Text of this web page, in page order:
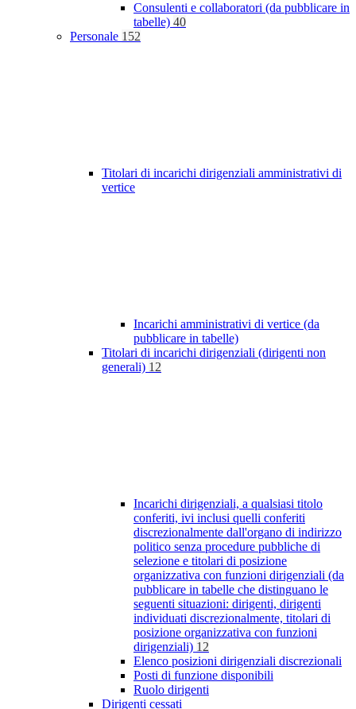
Consulenti e collaboratori (da pubblicare in
tabelle) 40
Personale 152
Titolari di incarichi dirigenziali amministrativi di
vertice
Incarichi amministrativi di vertice (da
pubblicare in tabelle)
Titolari di incarichi dirigenziali (dirigenti non
generali) 12
Incarichi dirigenziali, a qualsiasi titolo
conferiti, ivi inclusi quelli conferiti
discrezionalmente dall'organo di indirizzo
politico senza procedure pubbliche di
selezione e titolari di posizione
organizzativa con funzioni dirigenziali (da
pubblicare in tabelle che distinguano le
seguenti situazioni: dirigenti, dirigenti
individuati discrezionalmente, titolari di
posizione organizzativa con funzioni
dirigenziali) 12
Elenco posizioni dirigenziali discrezionali
Posti di funzione disponibili
Ruolo dirigenti
Dirigenti cessati